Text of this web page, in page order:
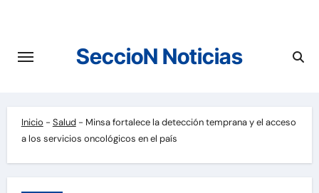
contenido
SeccioN Noticias
Inicio - Salud- Minsa fortalece la detección temprana y el acceso
a los servicios oncológicos en el país